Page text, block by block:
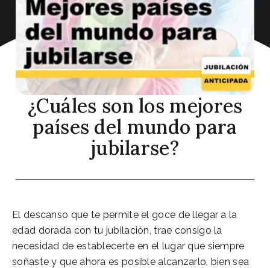
¿Cuáles son los mejores
países del mundo para
jubilarse?
El descanso que te permite el goce de llegar a la
edad dorada con tu jubilación, trae consigo la
necesidad de establecerte en el lugar que siempre
soñaste y que ahora es posible alcanzarlo, bien sea